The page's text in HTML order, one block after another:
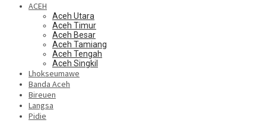
ACEH
Aceh Utara
Aceh Timur
Aceh Besar
Aceh Tamiang
Aceh Tengah
Aceh Singkil
Lhokseumawe
Banda Aceh
Bireuen
Langsa
Pidie